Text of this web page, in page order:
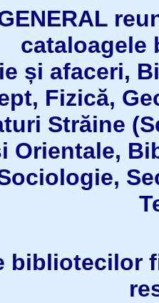
și afaceri,
Fizică,
Străine
Orientale,
bibliotecilor